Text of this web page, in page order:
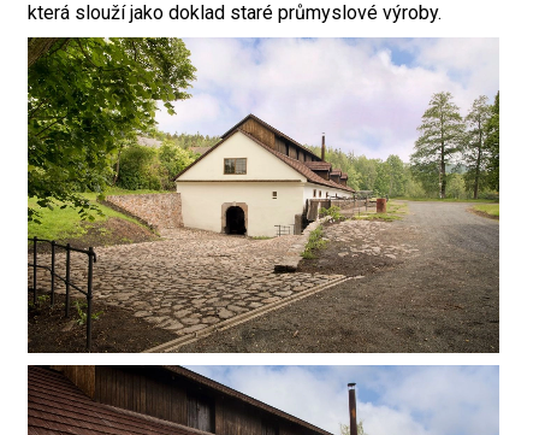
která slouží jako doklad staré průmyslové výroby.